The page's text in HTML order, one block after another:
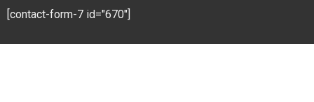
cậy cao trong môi trường làm việc khắc nghiệt.
Chiếu Sáng Thương Mại
[contact-form-7 id="670"]